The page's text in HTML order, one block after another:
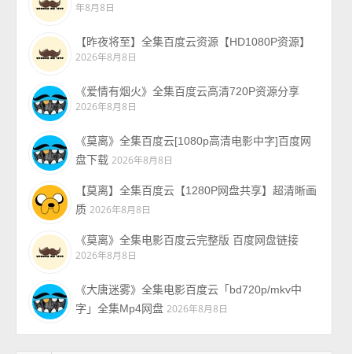
年8月8日
【昨夜将至】全集百度云资源【HD1080P资源】
2026年8月8日
《爱情有烟火》全集百度云高清720P资源分享
2026年8月8日
《莫离》全集百度云[1080p高清电影中字]百度网
盘下载 2026年8月8日
【莫离】全集百度云【1280P网盘共享】超清晰画
质 2026年8月8日
《莫离》全集电影百度云完整版 百度网盘链接
2026年8月8日
《大唐迷雾》全集电影百度云「bd720p/mkv中
字」全集Mp4网盘 2026年8月8日